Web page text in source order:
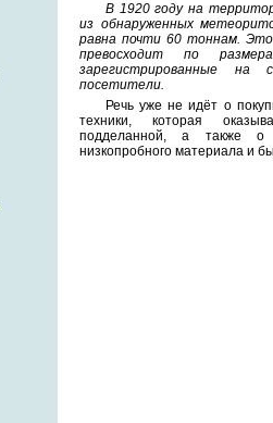
В 1920 году на
из обнаруженных
равна почти 60 тоннам.
превосходит по
зарегистрированные на
посетители.
Речь уже не идёт о
техники, которая
подделанной, а также о
низкопробного материала и